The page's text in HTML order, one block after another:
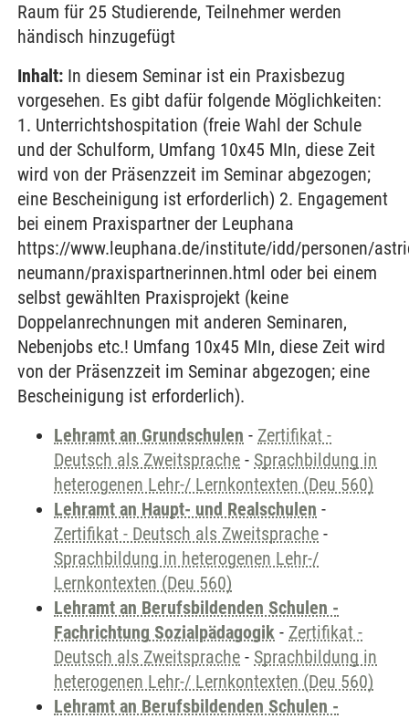
Raum für 25 Studierende, Teilnehmer werden
händisch hinzugefügt
Inhalt: In diesem Seminar ist ein Praxisbezug
vorgesehen. Es gibt dafür folgende Möglichkeiten:
1. Unterrichtshospitation (freie Wahl der Schule
und der Schulform, Umfang 10x45 MIn, diese Zeit
wird von der Präsenzzeit im Seminar abgezogen;
eine Bescheinigung ist erforderlich) 2. Engagement
bei einem Praxispartner der Leuphana
https://www.leuphana.de/institute/idd/personen/
neumann/praxispartnerinnen.html oder bei einem
selbst gewählten Praxisprojekt (keine
Doppelanrechnungen mit anderen Seminaren,
Nebenjobs etc.! Umfang 10x45 MIn, diese Zeit wird
von der Präsenzzeit im Seminar abgezogen; eine
Bescheinigung ist erforderlich).
Lehramt an Grundschulen - Zertifikat -
Deutsch als Zweitsprache - Sprachbildung in
heterogenen Lehr-/ Lernkontexten (Deu 560)
Lehramt an Haupt- und Realschulen -
Zertifikat - Deutsch als Zweitsprache -
Sprachbildung in heterogenen Lehr-/
Lernkontexten (Deu 560)
Lehramt an Berufsbildenden Schulen -
Fachrichtung Sozialpädagogik - Zertifikat -
Deutsch als Zweitsprache - Sprachbildung in
heterogenen Lehr-/ Lernkontexten (Deu 560)
Lehramt an Berufsbildenden Schulen -